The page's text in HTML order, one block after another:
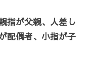
指が父親、人差し
配偶者、小指が子